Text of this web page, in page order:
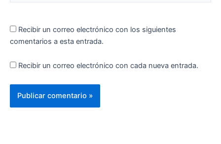
Recibir un correo electrónico con los siguientes
comentarios a esta entrada.
Recibir un correo electrónico con cada nueva entrada.